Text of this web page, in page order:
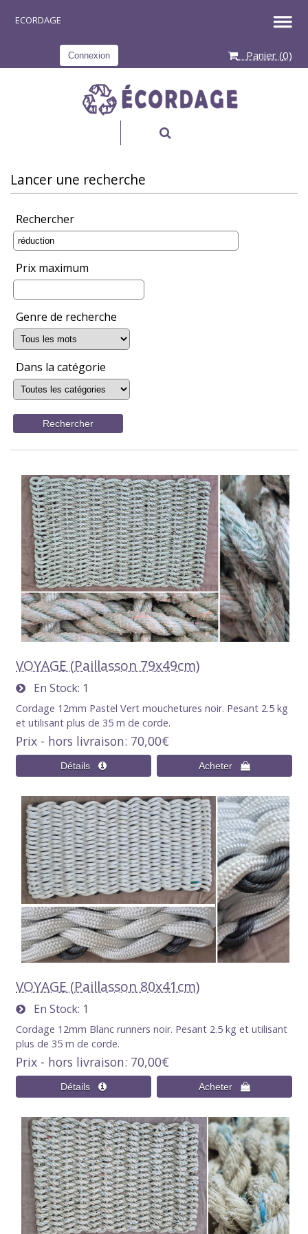
Connexion Panier (0)
Lancer une recherche
Rechercher
Prix maximum
Genre de recherche
Dans la catégorie
VOYAGE (Paillasson 79x49cm)
En Stock 1
Cordage 12mm Pastel Vert mouchetures noir. Pesant 2.5 kg
et utilisant plus de 35 m de corde.
Prix - hors livraison 70,00€
VOYAGE (Paillasson 80x41cm)
En Stock 1
Cordage 12mm Blanc runners noir. Pesant 2.5 kg et utilisant
plus de 35 m de corde.
Prix - hors livraison 70,00€